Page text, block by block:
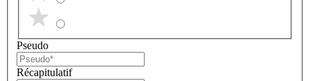
Pseudo
Récapitulatif